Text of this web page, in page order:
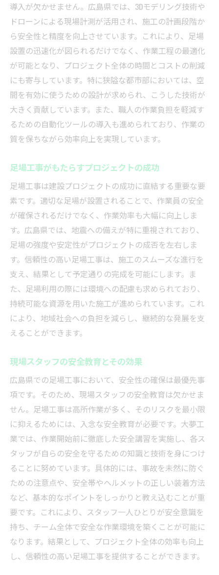
広島県のプロジェクトに最適な足場工事を提供
するための条件
地域に根ざしたサービスの提供
プロジェクトの規模に応じた柔軟な対応
工期と予算に合った提案の重要性
技術革新を活用した施工の効率化
地域特有の気候条件への対応策
プロフェッショナルチームによる高品質な
作業
の成功事例
実績豊富な企業による施工の信頼性
地域経済に貢献する足場工事
成功事例から学ぶプロジェクト推進力
地元企業との連携による相乗効果
足場工事で得られるコミュニティへの貢献
持続可能な施工を目指す取り組み
足場工事の信頼性を高めるための重要なチェッ
クポイント
施工前に確認すべき安全基準
使用資材の耐久性と安全性の評価
作業員の資格と経験による信頼性
トラブル発生時の対応力を問う
施工終了後の評価とフォローアップ
広島県での足場工事における安全対策とその実
践方法
安全対策を強化するための最新技術
訓練と教育による作業員のスキル向上
現場でのリスク管理の具体例
安全第一を実現するための組織体制
効果的な安全監査とその重要性
事故を未然に防ぐための日々の取り組み
導入が欠かせません。広島県では、3Dモデリング技術や
ドローンによる現場計測が活用され、施工の計画段階か
ら安全性と精度を向上させています。これにより、足場
設置の迅速化が図られるだけでなく、作業工程の最適化
が可能となり、プロジェクト全体の時間とコストの削減
にも寄与しています。特に狭隘な都市部においては、空
間を有効に使うための設計が求められ、こうした技術が
大きく貢献しています。また、職人の作業負担を軽減す
るための自動化ツールの導入も進められており、作業の
質を保ちながら効率向上を実現しています。
足場工事がもたらすプロジェクトの成功
足場工事は建設プロジェクトの成功に直結する重要な要
素です。適切な足場が設置されることで、作業員の安全
が確保されるだけでなく、作業効率も大幅に向上しま
す。広島県では、地震への備えが特に重視されており、
足場の強度や安定性がプロジェクトの成否を左右しま
す。信頼性の高い足場工事は、施工のスムーズな進行を
支え、結果として予定通りの完成を可能にします。ま
た、足場利用の際には環境への配慮も求められており、
持続可能な資源を用いた施工が進められています。これ
により、地域社会への負担を減らし、継続的な発展を支
えることができます。
現場スタッフの安全教育とその効果
広島県での足場工事において、安全性の確保は最優先事
項です。そのため、現場スタッフの安全教育は欠かせま
せん。足場工事は高所作業が多く、そのリスクを最小限
に抑えるためには、入念な安全教育が必要です。大夢工
業では、作業開始前に徹底した安全講習を実施し、各ス
タッフが自らの安全を守るための知識と技術を身につけ
ることに努めています。具体的には、事故を未然に防ぐ
ための注意点や、安全帯やヘルメットの正しい装着方法
など、基本的なポイントをしっかりと教え込むことが重
要です。これにより、スタッフ一人ひとりが安全意識を
持ち、チーム全体で安全な作業環境を築くことが可能に
なります。結果として、プロジェクト全体の効率も向上
し、信頼性の高い足場工事を提供することができます。